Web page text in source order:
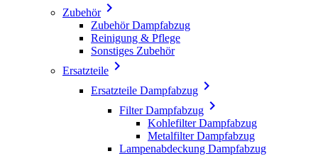
Zubehör
Zubehör Dampfabzug
Reinigung & Pflege
Sonstiges Zubehör
Ersatzteile 
Ersatzteile Dampfabzug 
Filter Dampfabzug 
Kohlefilter Dampfabzug
Metalfilter Dampfabzug
Lampenabdeckung Dampfabzug